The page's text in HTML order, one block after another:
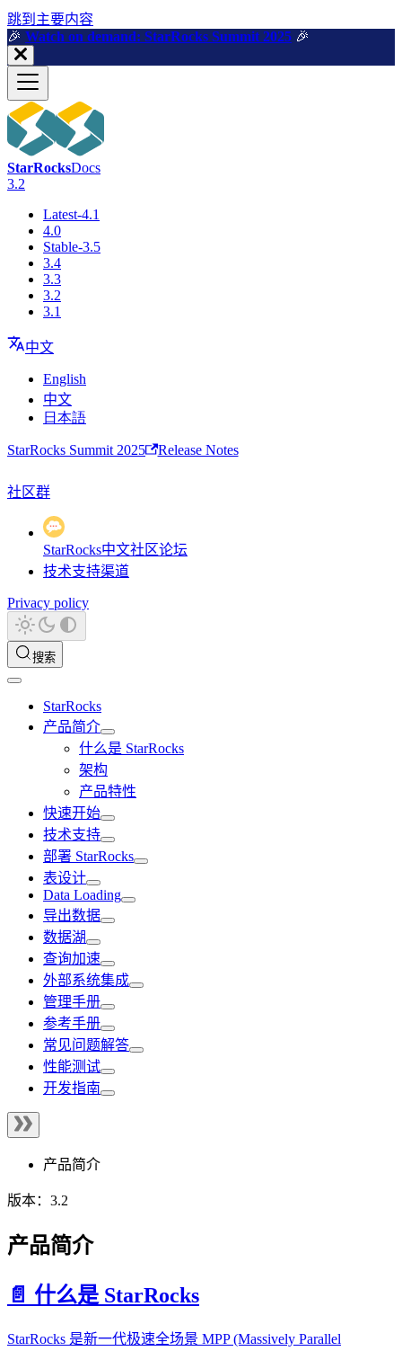
跳到主要内容
🎉️ Watch on demand: StarRocks Summit 2025 🎉️
StarRocksDocs
3.2
Latest-4.1
4.0
Stable-3.5
3.4
3.3
3.2
3.1
中文
English
中文
日本語
StarRocks Summit 2025 Release Notes
社区群
StarRocks中文社区论坛
技术支持渠道
Privacy policy
搜索
StarRocks
产品简介
什么是 StarRocks
架构
产品特性
快速开始
技术支持
部署 StarRocks
表设计
Data Loading
导出数据
数据湖
查询加速
外部系统集成
管理手册
参考手册
常见问题解答
性能测试
开发指南
产品简介
版本：3.2
产品简介
📄️ 什么是 StarRocks
StarRocks 是新一代极速全场景 MPP (Massively Parallel